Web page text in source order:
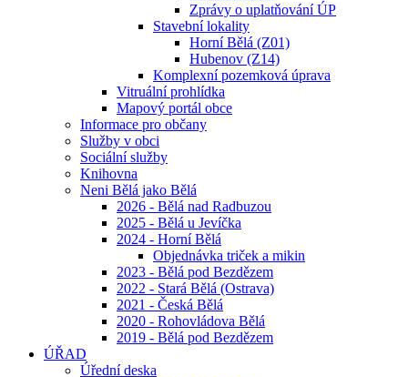
Zprávy o uplatňování ÚP
Stavební lokality
Horní Bělá (Z01)
Hubenov (Z14)
Komplexní pozemková úprava
Vitruální prohlídka
Mapový portál obce
Informace pro občany
Služby v obci
Sociální služby
Knihovna
Neni Bělá jako Bělá
2026 - Bělá nad Radbuzou
2025 - Bělá u Jevíčka
2024 - Horní Bělá
Objednávka triček a mikin
2023 - Bělá pod Bezdězem
2022 - Stará Bělá (Ostrava)
2021 - Česká Bělá
2020 - Rohovládova Bělá
2019 - Bělá pod Bezdězem
ÚŘAD
Úřední deska